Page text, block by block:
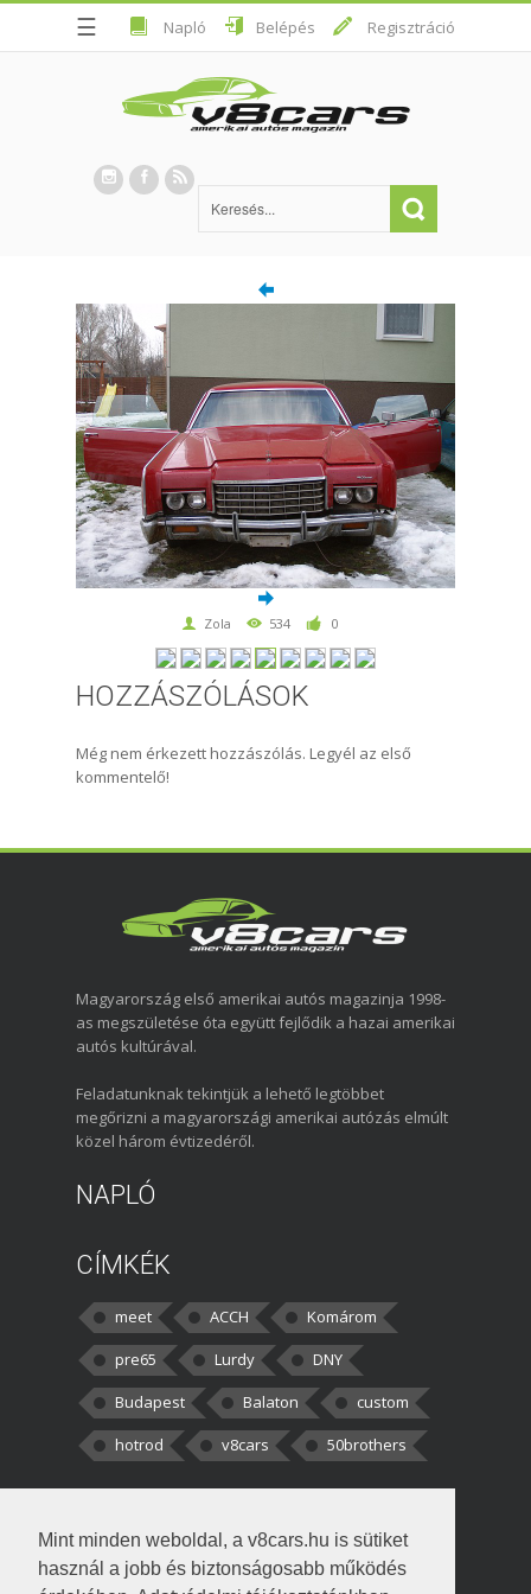
Mint minden weboldal, a v8cars.hu is sütiket
használ a jobb és biztonságosabb működés
☰ Napló Belépés Regisztráció
Zola 534 0
HOZZÁSZÓLÁSOK
Még nem érkezett hozzászólás. Legyél az első
kommentelő!
Magyarország első amerikai autós magazinja 1998-
as megszületése óta együtt fejlődik a hazai amerikai
autós kultúrával.
Feladatunknak tekintjük a lehető legtöbbet
megőrizni a magyarországi amerikai autózás elmúlt
közel három évtizedéről.
NAPLÓ
CÍMKÉK
meet ACCH
Komárom
pre65
Lurdy
DNY
Budapest
Balaton
custom
hotrod
v8cars 50brothers
kortisz:Elszúrtam! Én csak két
darabbaal számoltam. Nem tudtam, hogy fél autót,